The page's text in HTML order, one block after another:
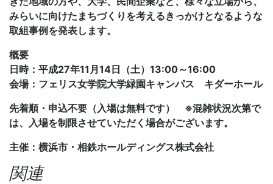
みらいに向けたまちづくりを考えるきっかけとなるような
取組事例を発表します。
概要
日時：平成27年11月14日（土）13:00～16:00
会場：フェリス女学院大学緑園キャンパス キダーホール
先着順・申込不要（入場は無料です） ※混雑状況次第で
は、入場を制限させていただく場合がございます。
主催：横浜市・相鉄ホールディングス株式会社
関連